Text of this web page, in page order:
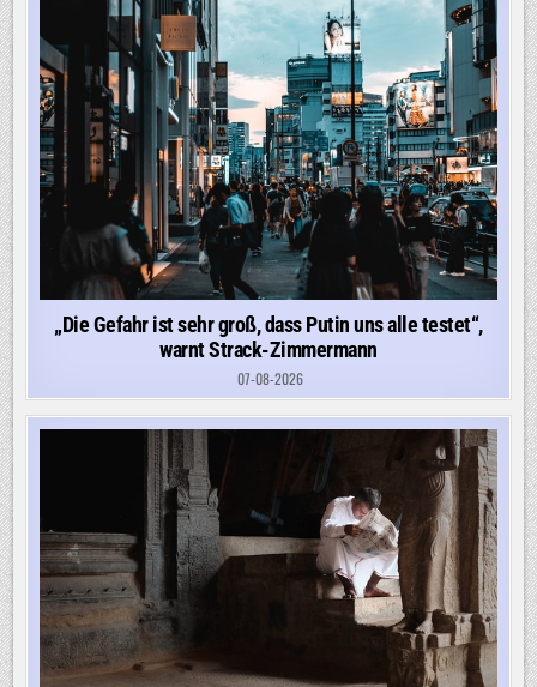
EIN
„Die Gefahr ist sehr groß, dass Putin uns alle testet“,
warnt Strack-Zimmermann
07-08-2026